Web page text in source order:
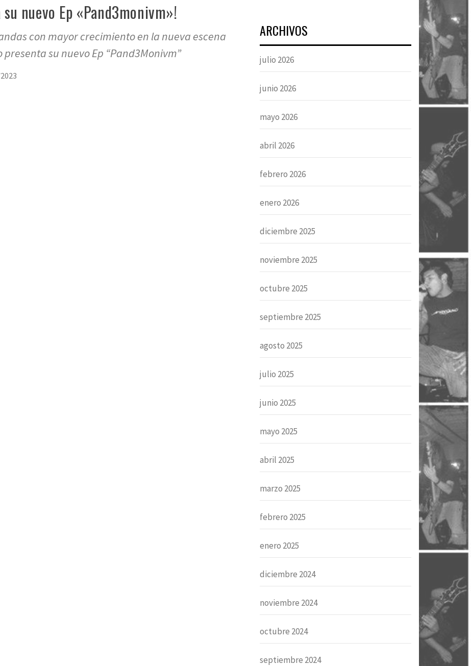
nuevo Ep «Pand3monivm»!
con mayor crecimiento en la nueva escena
su nuevo Ep “Pand3Monivm”
ARCHIVOS
julio 2026
junio 2026
mayo 2026
abril 2026
febrero 2026
enero 2026
diciembre 2025
noviembre 2025
octubre 2025
septiembre 2025
agosto 2025
julio 2025
junio 2025
mayo 2025
abril 2025
marzo 2025
febrero 2025
enero 2025
diciembre 2024
noviembre 2024
octubre 2024
septiembre 2024